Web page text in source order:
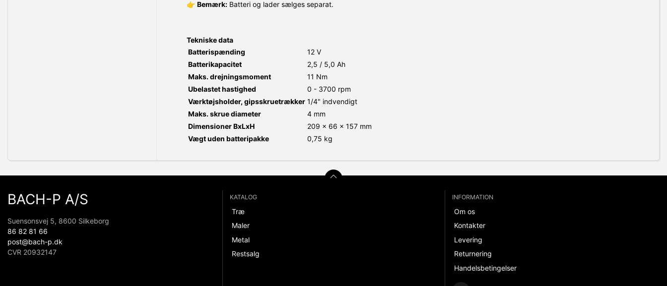
👉 Bemærk: Batteri og lader sælges separat.
Tekniske data
Batterispænding
12 V
Batterikapacitet
2,5 / 5,0 Ah
Maks. drejningsmoment
11 Nm
Ubelastet hastighed
0 - 3700 rpm
Værktøjsholder, gipsskruetrækker 1/4" indvendigt
Maks. skrue diameter
4 mm
Dimensioner BxLxH
209 x 66 x 157 mm
Vægt uden batteripakke
0,75 kg
BACH-P A/S
Suensonsvej 5, 8600 Silkeborg
86 82 81 66
post@bach-p.dk
CVR 20932147
KATALOG
Træ
Maler
Metal
Restsalg
INFORMATION
Om os
Kontakter
Levering
Returnering
Handelsbetingelser